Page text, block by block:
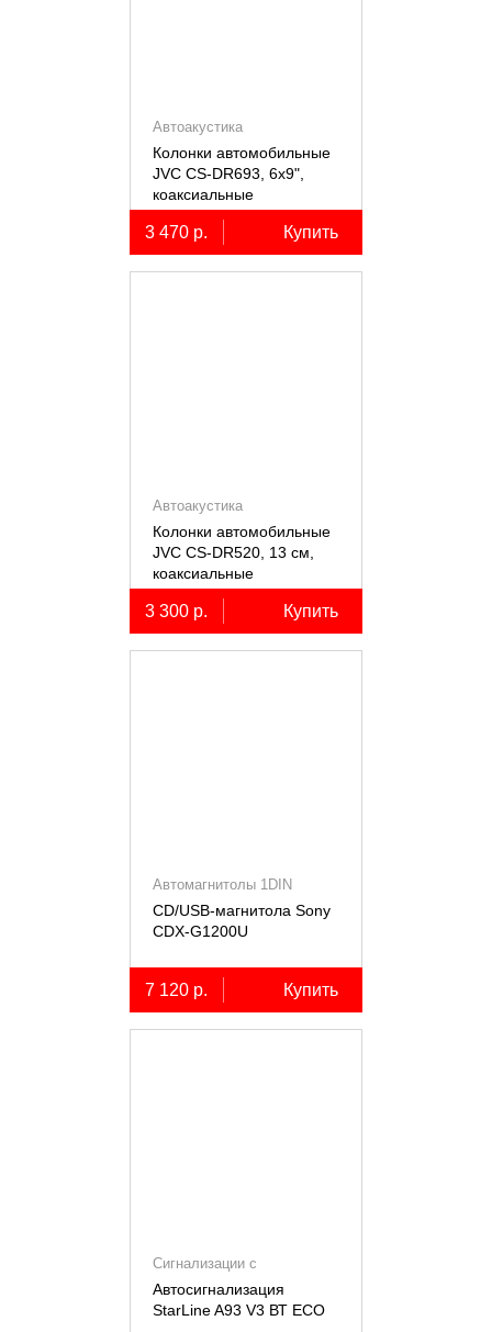
Автоакустика
Колонки автомобильные
JVC CS-DR693, 6х9",
коаксиальные
трёхполосные, 2 шт.
3 470 р. Купить
Автоакустика
Колонки автомобильные
JVC CS-DR520, 13 см,
коаксиальные
двухполосные, 2 шт.
3 300 р. Купить
Автомагнитолы 1DIN
CD/USB-магнитола Sony
СDX-G1200U
7 120 р. Купить
Сигнализации с
автозапуском
Автосигнализация
StarLine A93 V3 ВТ ECO